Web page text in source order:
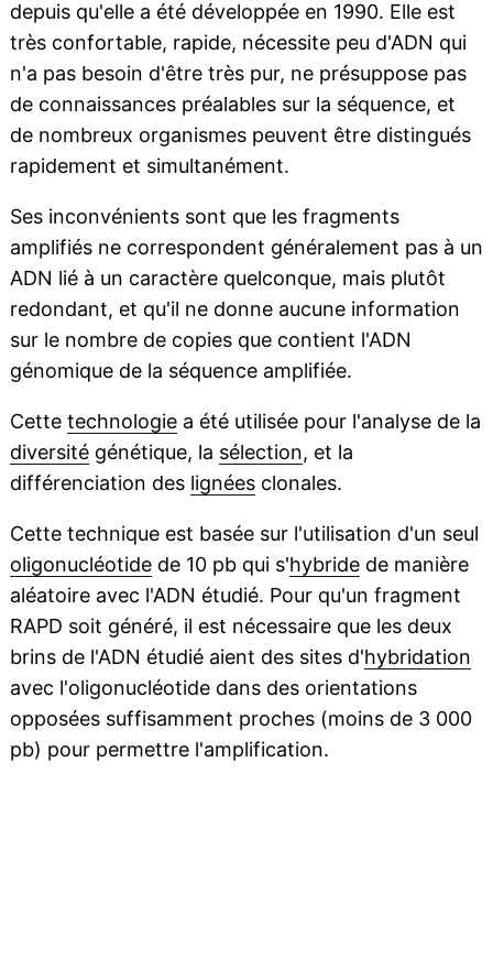
depuis qu'elle a été développée en 1990. Elle est
très confortable, rapide, nécessite peu d'ADN qui
n'a pas besoin d'être très pur, ne présuppose pas
de connaissances préalables sur la séquence, et
de nombreux organismes peuvent être distingués
rapidement et simultanément.
Ses inconvénients sont que les fragments
amplifiés ne correspondent généralement pas à un
ADN lié à un caractère quelconque, mais plutôt
redondant, et qu'il ne donne aucune information
sur le nombre de copies que contient l'ADN
génomique de la séquence amplifiée.
Cette technologiea été utilisée pour l'analyse de la
diversitégénétique, la sélection, et la
différenciation des lignéesclonales.
Cette technique est basée sur l'utilisation d'un seul
oligonucléotidede 10 pb qui s'hybridede manière
aléatoire avec l'ADN étudié. Pour qu'un fragment
RAPD soit généré, il est nécessaire que les deux
brins de l'ADN étudié aient des sites d'hybridation
avec l'oligonucléotide dans des orientations
opposées suffisamment proches (moins de 3 000
pb) pour permettre l'amplification.